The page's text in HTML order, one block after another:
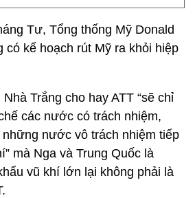
Tư, Tổng thống Mỹ Donald
có kế hoạch rút Mỹ ra khỏi hiệp
Trắng cho hay ATT “sẽ chỉ
các nước có trách nhiệm,
nước vô trách nhiệm tiếp
mà Nga và Trung Quốc là
vũ khí lớn lại không phải là